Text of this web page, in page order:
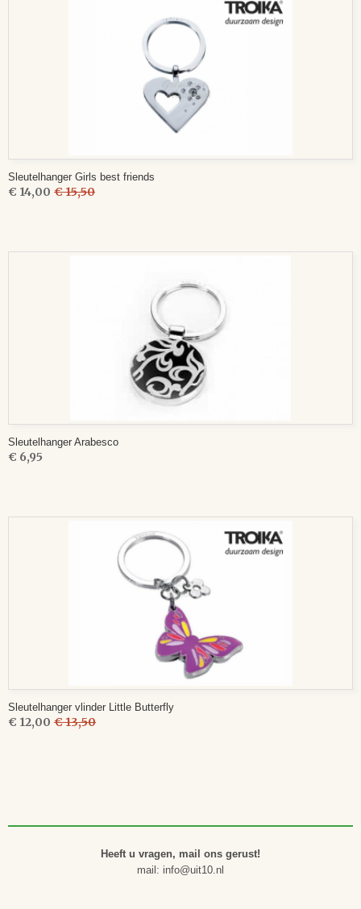
Sleutelhanger Girls best friends
€ 14,00 € 15,50
Sleutelhanger Arabesco
€ 6,95
Sleutelhanger vlinder Little Butterfly
€ 12,00 € 13,50
Heeft u vragen, mail ons gerust!
mail: info@uit10.nl